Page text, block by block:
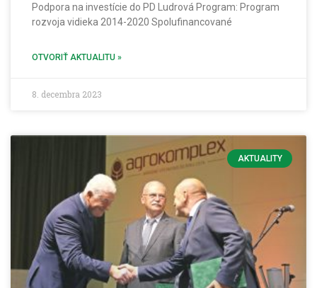
Podpora na investície do PD Ludrová Program: Program
rozvoja vidieka 2014-2020 Spolufinancované
OTVORIŤ AKTUALITU »
8. decembra 2023
AKTUALITY